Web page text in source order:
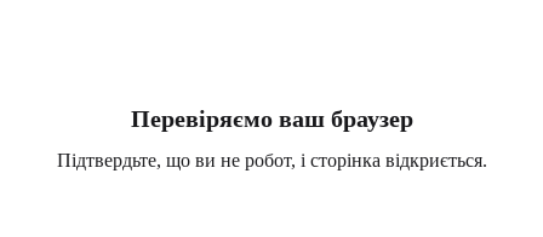
Перевіряємо ваш браузер
Підтвердьте, що ви не робот, і сторінка відкриється.